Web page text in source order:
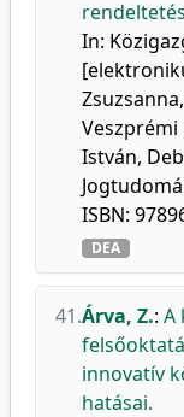
In:
Veszprémi
István,
ISBN:
DEA
41.Árva, Z.: A
innovatív
hatásai.